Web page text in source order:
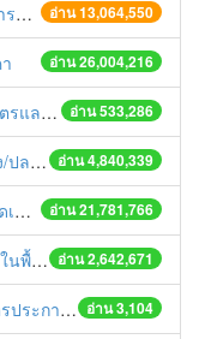
อ่าน 13,064,550
าร
อ่าน 26,004,216
อ่าน 533,286
ที่1/2558
อ่าน 4,840,339
ะยา
อ่าน 21,781,766
๕๔
อ่าน 2,642,671
วอร์ จำกัด
อ่าน 3,104
บกลาง รุ่นที่ 16